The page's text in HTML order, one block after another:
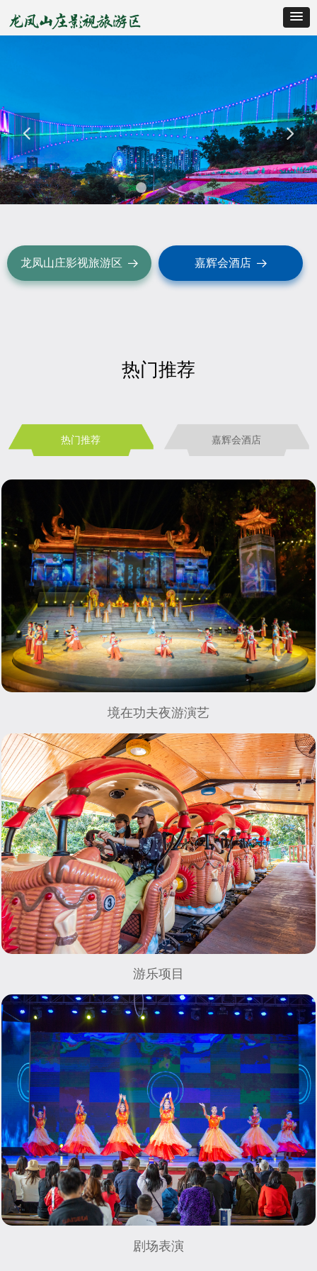
넳 넲
龙凤山庄影视旅游区 뀠
热门推荐 嘉辉会酒店
剧场表演
游乐项目
境在功夫夜游演艺
嘉辉会酒店 뀠
热门推荐